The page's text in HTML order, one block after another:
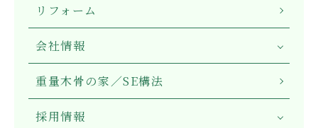
リフォーム
会社情報
重量木骨の家／SE構法
採用情報